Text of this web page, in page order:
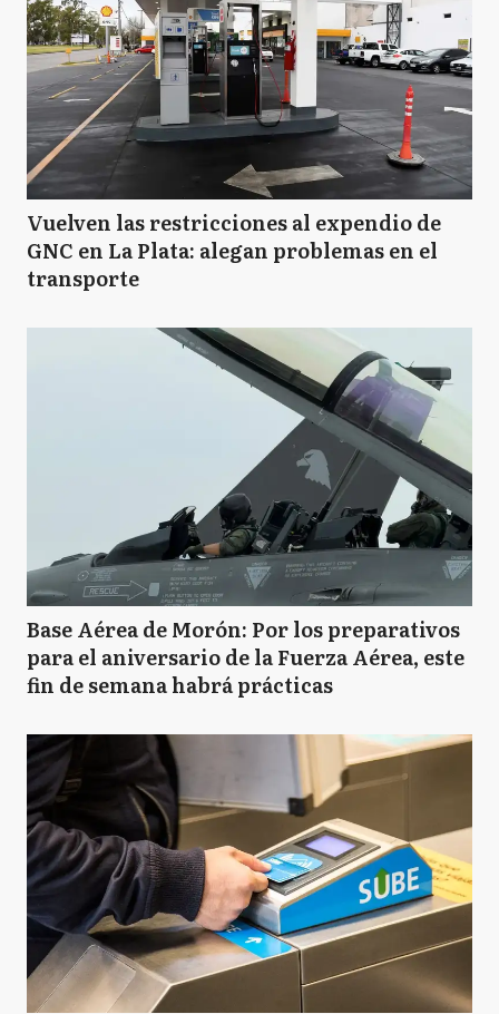
Vuelven las restricciones al expendio de
GNC en La Plata: alegan problemas en el
transporte
Base Aérea de Morón: Por los preparativos
para el aniversario de la Fuerza Aérea, este
fin de semana habrá prácticas